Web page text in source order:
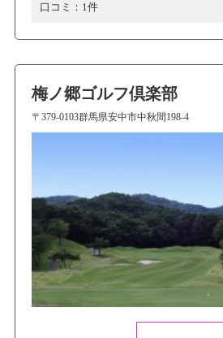
口コミ： 1件
梅ノ郷ゴルフ倶楽部
〒379-0103群馬県安中市中秋間198-4